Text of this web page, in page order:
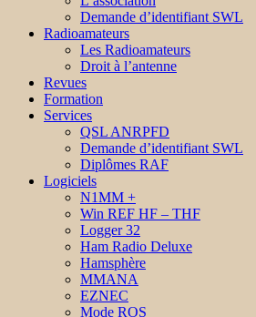
Demande d’identifiant SWL
Radioamateurs
Les Radioamateurs
Droit à l’antenne
Revues
Formation
Services
QSL ANRPFD
Demande d’identifiant SWL
Diplômes RAF
Logiciels
N1MM +
Win REF HF – THF
Logger 32
Ham Radio Deluxe
Hamsphère
MMANA
EZNEC
Mode ROS